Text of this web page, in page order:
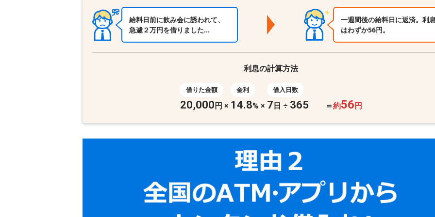
給料日前に飲み会に誘われて、
急遽２万円を借りました…
一週間後の給料日に返済。利
はわずか56円。
利息の計算方法
借りた金額
20,000 円 ×
金利
14.8% ×
借入日数
7 日 ÷ 365 ＝約56 円